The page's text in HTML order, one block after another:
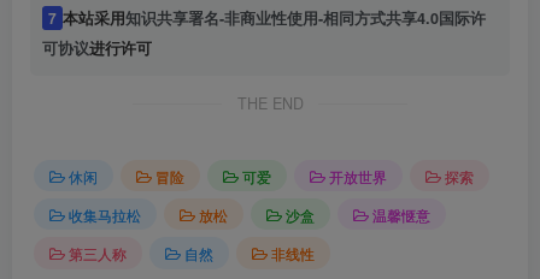
7 本站采用知识共享署名-非商业性使用-相同方式共享4.0国际许
可协议进行许可
THE END
休闲 冒险 可爱 开放世界
探索
收集马拉松
放松 沙盒
温馨惬意
第三人称
自然 非线性